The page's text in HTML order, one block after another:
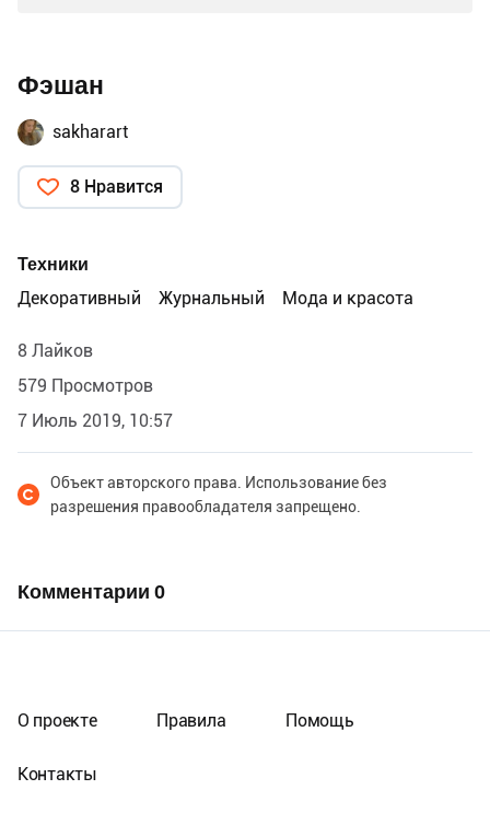
Фэшан
sakharart
8 Нравится
Техники
Декоративный
Журнальный Мода и красота
8 Лайков
579 Просмотров
7 Июль 2019, 10:57
Объект авторского права. Использование без
разрешения правообладателя запрещено.
Комментарии 0
О проекте Правила Помощь
Контакты